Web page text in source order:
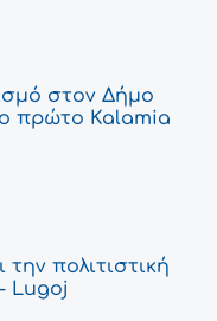
στον Δήμο
πρώτο Kalamia
πολιτιστική
Lugoj